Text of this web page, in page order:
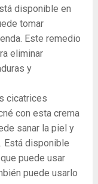
disponible en
tomar
Este remedio
eliminar
y
cicatrices
con esta crema
sanar la piel y
Está disponible
puede usar
puede usarlo